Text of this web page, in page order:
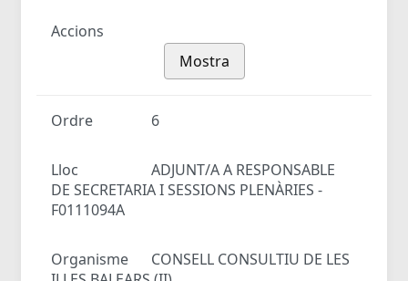
Accions
Mostra
Ordre 6
Lloc
ADJUNT/A A RESPONSABLE
DE SECRETARIA I SESSIONS PLENÀRIES -
F0111094A
Organisme
CONSELL CONSULTIU DE LES